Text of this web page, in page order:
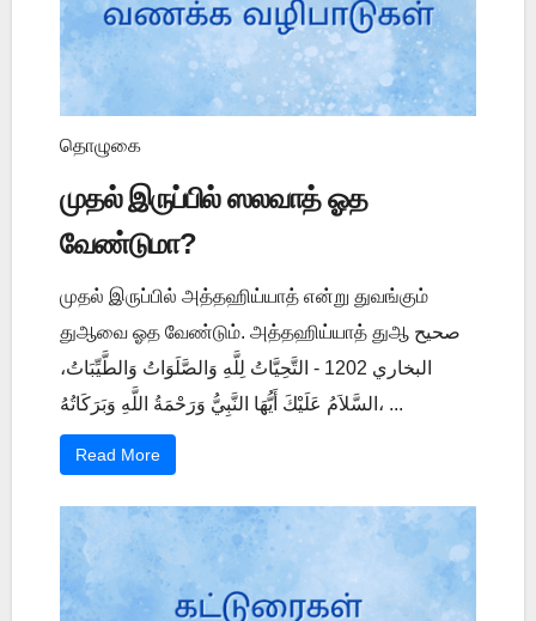
தொழுகை
முதல் இருப்பில் ஸலவாத் ஓத
வேண்டுமா?
முதல் இருப்பில் அத்தஹிய்யாத் என்று துவங்கும்
துஆவை ஓத வேண்டும். அத்தஹிய்யாத் துஆ صحيح
البخاري 1202 - التَّحِيَّاتُ لِلَّهِ وَالصَّلَوَاتُ وَالطَّيِّبَاتُ،
السَّلاَمُ عَلَيْكَ أَيُّهَا النَّبِيُّ وَرَحْمَةُ اللَّهِ وَبَرَكَاتُهُ، ...
Read More